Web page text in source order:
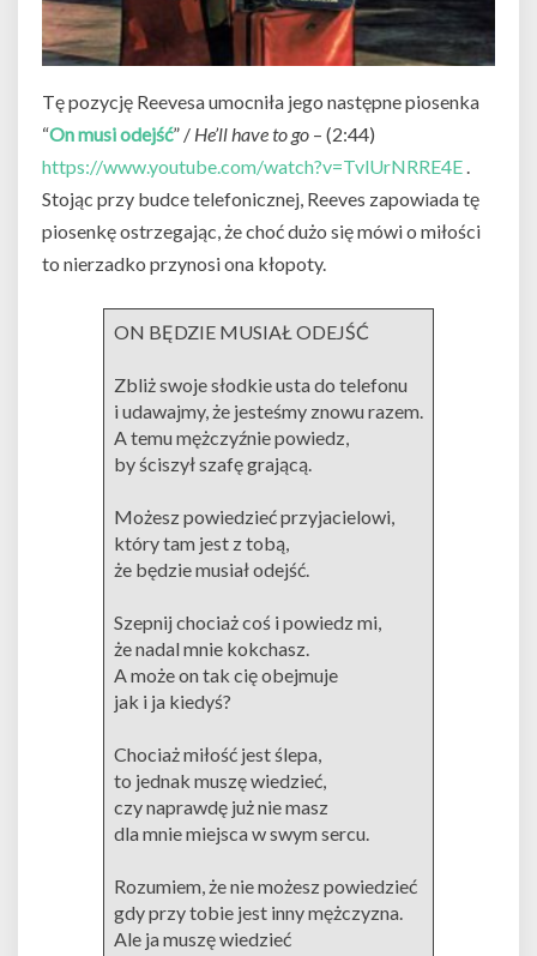
Tę pozycję Reevesa umocniła jego następne piosenka
“On musi odejść” / He’ll have to go – (2:44)
https://www.youtube.com/watch?v=TvlUrNRRE4E .
Stojąc przy budce telefonicznej, Reeves zapowiada tę
piosenkę ostrzegając, że choć dużo się mówi o miłości
to nierzadko przynosi ona kłopoty.
ON BĘDZIE MUSIAŁ ODEJŚĆ
Zbliż swoje słodkie usta do telefonu
i udawajmy, że jesteśmy znowu razem.
A temu mężczyźnie powiedz,
by ściszył szafę grającą.
Możesz powiedzieć przyjacielowi,
który tam jest z tobą,
że będzie musiał odejść.
Szepnij chociaż coś i powiedz mi,
że nadal mnie kokchasz.
A może on tak cię obejmuje
jak i ja kiedyś?
Chociaż miłość jest ślepa,
to jednak muszę wiedzieć,
czy naprawdę już nie masz
dla mnie miejsca w swym sercu.
Rozumiem, że nie możesz powiedzieć
gdy przy tobie jest inny mężczyzna.
Ale ja muszę wiedzieć